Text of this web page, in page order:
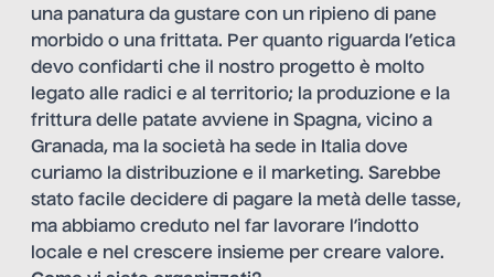
una panatura da gustare con un ripieno di pane
morbido o una frittata. Per quanto riguarda l’etica
devo confidarti che il nostro progetto è molto
legato alle radici e al territorio; la produzione e la
frittura delle patate avviene in Spagna, vicino a
Granada, ma la società ha sede in Italia dove
curiamo la distribuzione e il marketing. Sarebbe
stato facile decidere di pagare la metà delle tasse,
ma abbiamo creduto nel far lavorare l’indotto
locale e nel crescere insieme per creare valore.